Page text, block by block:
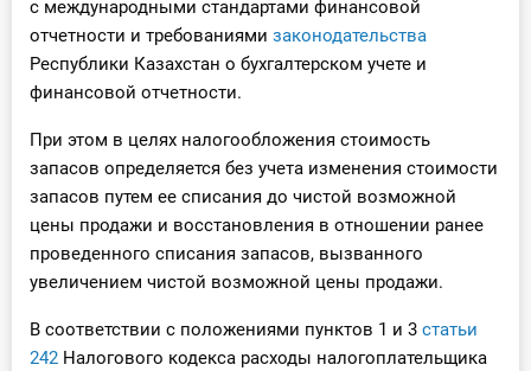
с международными стандартами финансовой
отчетности и требованиями законодательства
Республики Казахстан о бухгалтерском учете и
финансовой отчетности.
При этом в целях налогообложения стоимость
запасов определяется без учета изменения стоимости
запасов путем ее списания до чистой возможной
цены продажи и восстановления в отношении ранее
проведенного списания запасов, вызванного
увеличением чистой возможной цены продажи.
В соответствии с положениями пунктов 1 и 3 статьи
242 Налогового кодекса расходы налогоплательщика